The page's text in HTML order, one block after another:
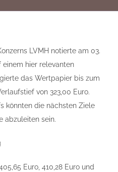
LVMH notierte am 03.
einem hier relevanten
das Wertpapier bis zum
von 323,00 Euro.
könnten die nächsten Ziele
abzuleiten sein.
Euro, 410,28 Euro und